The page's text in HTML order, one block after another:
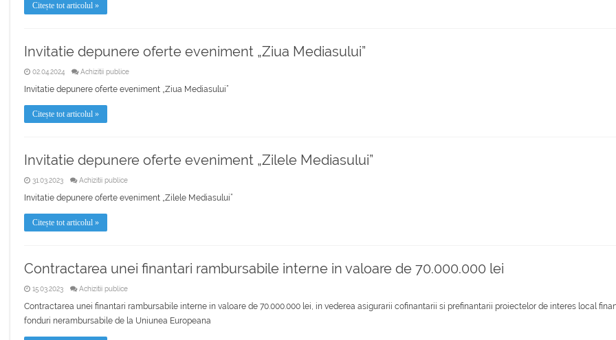
Citește tot articolul »
Invitatie depunere oferte eveniment „Ziua Mediasului”
02.04.2024 Achizitii publice
Invitatie depunere oferte eveniment „Ziua Mediasului”
Citește tot articolul »
Invitatie depunere oferte eveniment „Zilele Mediasului”
31.03.2023 Achizitii publice
Invitatie depunere oferte eveniment „Zilele Mediasului”
Citește tot articolul »
Contractarea unei finantari rambursabile interne in valoare de 70.000.000 lei
15.03.2023 Achizitii publice
Contractarea unei finantari rambursabile interne in valoare de 70.000.000 lei, in vederea asigurarii cofinantarii si prefinantarii proiectelor de interes local
fonduri nerambursabile de la Uniunea Europeana